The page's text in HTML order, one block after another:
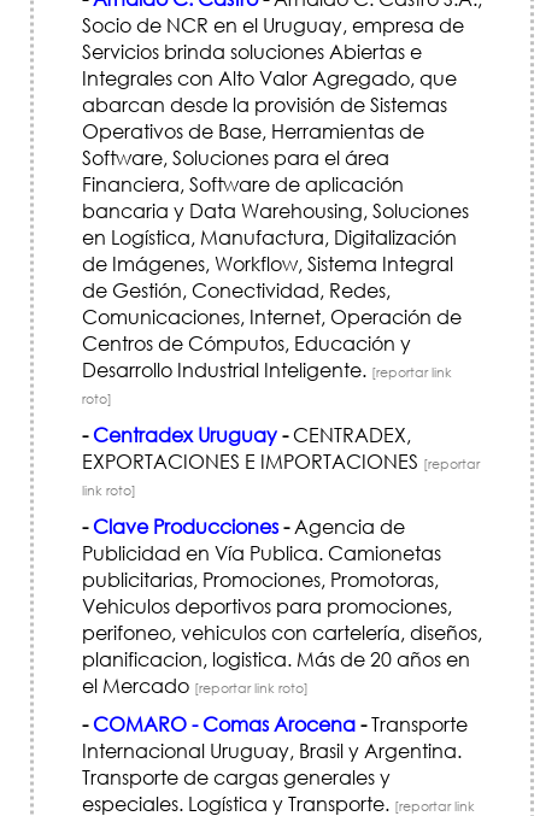
Socio de NCR en el Uruguay, empresa de
Servicios brinda soluciones Abiertas e
Integrales con Alto Valor Agregado, que
abarcan desde la provisión de Sistemas
Operativos de Base, Herramientas de
Software, Soluciones para el área
Financiera, Software de aplicación
bancaria y Data Warehousing, Soluciones
en Logística, Manufactura, Digitalización
de Imágenes, Workflow, Sistema Integral
de Gestión, Conectividad, Redes,
Comunicaciones, Internet, Operación de
Centros de Cómputos, Educación y
Desarrollo Industrial Inteligente. [reportar link
roto]
-Centradex Uruguay-CENTRADEX,
EXPORTACIONES E IMPORTACIONES [reportar
link roto]
-Clave Producciones-Agencia de
Publicidad en Vía Publica. Camionetas
publicitarias, Promociones, Promotoras,
Vehiculos deportivos para promociones,
perifoneo, vehiculos con cartelería, diseños,
planificacion, logistica. Más de 20 años en
el Mercado [reportar link roto]
-COMARO - Comas Arocena-Transporte
Internacional Uruguay, Brasil y Argentina.
Transporte de cargas generales y
especiales. Logística y Transporte. [reportar link